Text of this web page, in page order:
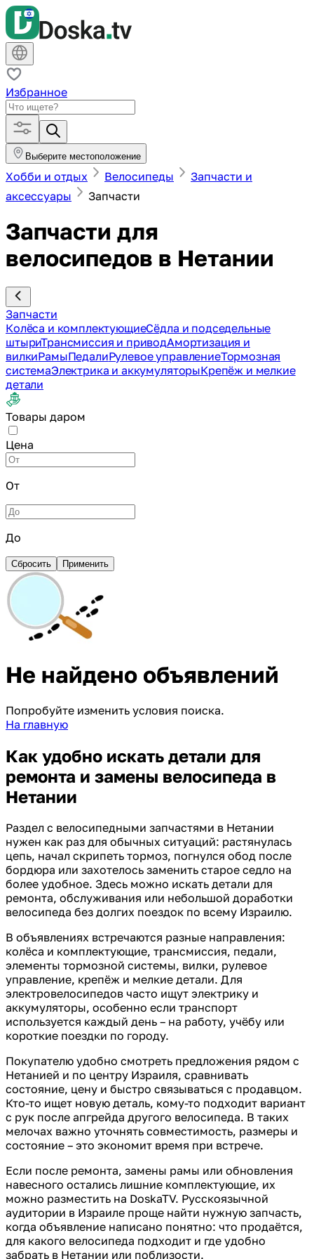
Избранное
Выберите местоположение
Хобби и отдых Велосипеды
Запчасти и
аксессуары
Запчасти
Запчасти для
велосипедов в Нетании
Запчасти
Колёса и комплектующиеСёдла и подседельные
штыриТрансмиссия и приводАмортизация и
вилкиРамыПедалиРулевое управлениеТормозная
системаЭлектрика и аккумуляторыКрепёж и мелкие
детали
Товары даром
Цена
От
До
Сбросить Применить
Не найдено объявлений
Попробуйте изменить условия поиска.
На главную
Как удобно искать детали для
ремонта и замены велосипеда в
Нетании
Раздел с велосипедными запчастями в Нетании
нужен как раз для обычных ситуаций: растянулась
цепь, начал скрипеть тормоз, погнулся обод после
бордюра или захотелось заменить старое седло на
более удобное. Здесь можно искать детали для
ремонта, обслуживания или небольшой доработки
велосипеда без долгих поездок по всему Израилю.
В объявлениях встречаются разные направления:
колёса и комплектующие, трансмиссия, педали,
элементы тормозной системы, вилки, рулевое
управление, крепёж и мелкие детали. Для
электровелосипедов часто ищут электрику и
аккумуляторы, особенно если транспорт
используется каждый день – на работу, учёбу или
короткие поездки по городу.
Покупателю удобно смотреть предложения рядом с
Нетанией и по центру Израиля, сравнивать
состояние, цену и быстро связываться с продавцом.
Кто-то ищет новую деталь, кому-то подходит вариант
с рук после апгрейда другого велосипеда. В таких
мелочах важно уточнять совместимость, размеры и
состояние – это экономит время при встрече.
Если после ремонта, замены рамы или обновления
навесного остались лишние комплектующие, их
можно разместить на DoskaTV. Русскоязычной
аудитории в Израиле проще найти нужную запчасть,
когда объявление написано понятно: что продаётся,
для какого велосипеда подходит и где удобно
забрать в Нетании или поблизости.